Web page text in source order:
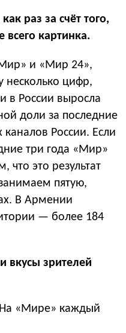
раз за счёт того,
картинка.
и «Мир 24»,
цифр,
в России выросла
доли за последние
России. Если
три года «Мир»
это результат
пятую,
В Армении
— более 184
вкусы зрителей
На «Мире» каждый